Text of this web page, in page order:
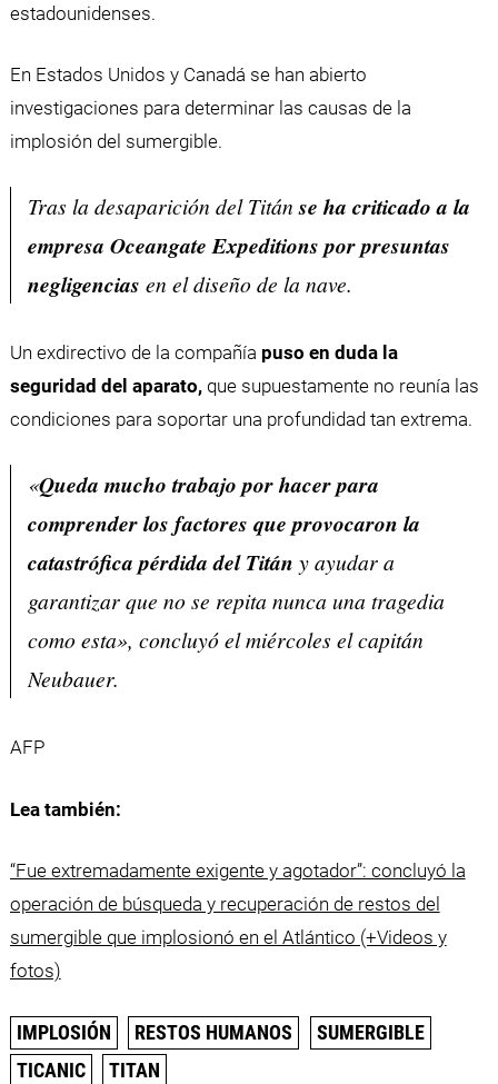
estadounidenses.
En Estados Unidos y Canadá se han abierto
investigaciones para determinar las causas de la
implosión del sumergible.
Tras la desaparición del Titánse ha criticado a la
empresa Oceangate Expeditions por presuntas
negligencias en el diseño de la nave.
Un exdirectivo de la compañía puso en duda la
seguridad del aparato,que supuestamente no reunía las
condiciones para soportar una profundidad tan extrema.
«Queda mucho trabajo por hacer para
comprender los factores que provocaron la
catastrófica pérdida del Titán y ayudar a
garantizar que no se repita nunca una tragedia
como esta», concluyó el miércoles el capitán
Neubauer.
AFP
Lea también:
“Fue extremadamente exigente y agotador”: concluyó la
operación de búsqueda y recuperación de restos del
sumergible que implosionó en el Atlántico (+Videos y
fotos)
IMPLOSIÓN RESTOS HUMANOS
SUMERGIBLE
TICANIC
TITAN